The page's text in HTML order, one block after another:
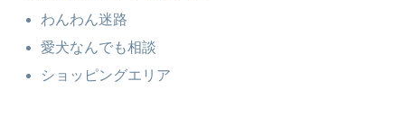
わんわん迷路
愛犬なんでも相談
ショッピングエリア